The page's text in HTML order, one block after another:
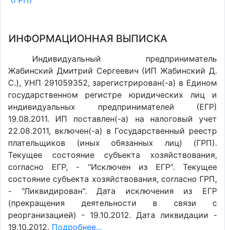
ИНФОРМАЦИОННАЯ ВЫПИСКА
Индивидуальный предприниматель
Жабинский Дмитрий Сергеевич (ИП Жабинский Д.
С.), УНП 291059352, зарегистрирован(-а) в Едином
государственном регистре юридических лиц и
индивидуальных предпринимателей (ЕГР)
19.08.2011. ИП поставлен(-a) на налоговый учет
22.08.2011, включен(-a) в Государственный реестр
плательщиков (иных обязанных лиц) (ГРП).
Текущее состояние субъекта хозяйствования,
согласно ЕГР, - "Исключен из ЕГР". Текущее
состояние субъекта хозяйствования, согласно ГРП,
- "Ликвидирован". Дата исключения из ЕГР
(прекращения деятельности в связи с
реорганизацией) - 19.10.2012. Дата ликвидации -
19.10.2012. Подробнее...